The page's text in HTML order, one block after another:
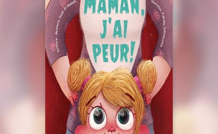
Publier